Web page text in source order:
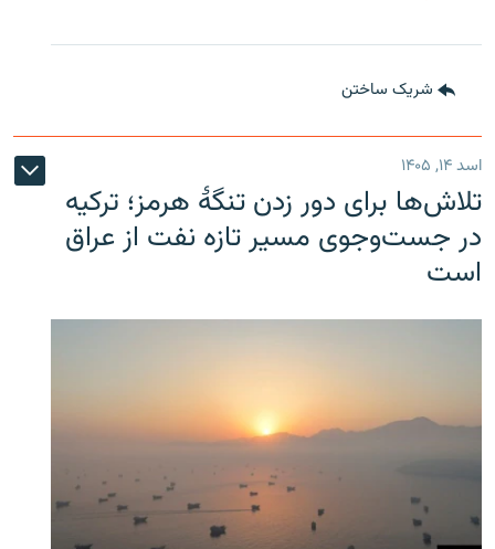
شریک ساختن
اسد ۱۴, ۱۴۰۵
تلاش‌ها برای دور زدن تنگۀ هرمز؛ ترکیه
در جست‌وجوی مسیر تازه نفت از عراق
است